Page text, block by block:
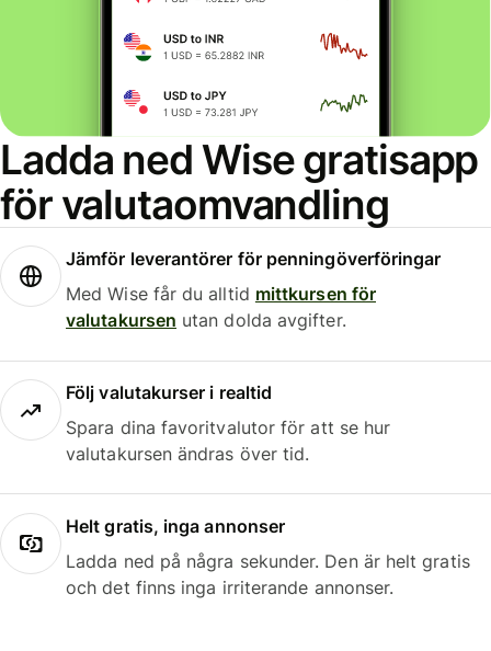
Ladda ned Wise gratisapp
för valutaomvandling
Jämför leverantörer för penningöverföringar
Med Wise får du alltid mittkursen för
valutakursen utan dolda avgifter.
Följ valutakurser i realtid
Spara dina favoritvalutor för att se hur
valutakursen ändras över tid.
Helt gratis, inga annonser
Ladda ned på några sekunder. Den är helt gratis
och det finns inga irriterande annonser.